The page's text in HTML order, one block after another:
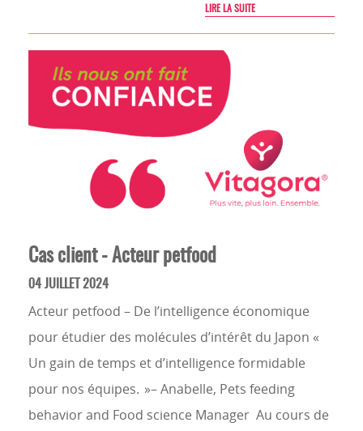
LIRE LA SUITE
Cas client - Acteur petfood
04 JUILLET 2024
Acteur petfood – De l’intelligence économique
pour étudier des molécules d’intérêt du Japon «
Un gain de temps et d’intelligence formidable
pour nos équipes. »– Anabelle, Pets feeding
behavior and Food science Manager Au cours de